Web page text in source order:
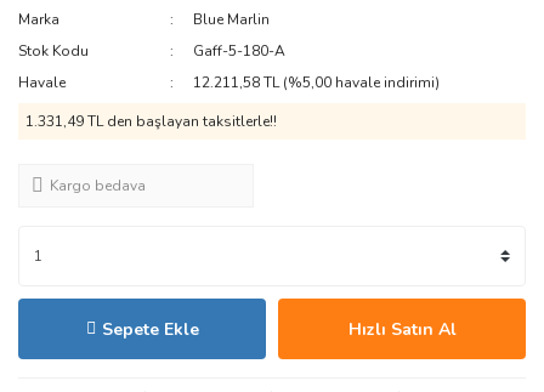
Marka
Blue Marlin
Stok Kodu
Gaff-5-180-A
Havale
12.211,58 TL (%5,00 havale indirimi)
1.331,49 TL den başlayan taksitlerle!!
Kargo bedava
Sepete Ekle Hızlı Satın Al